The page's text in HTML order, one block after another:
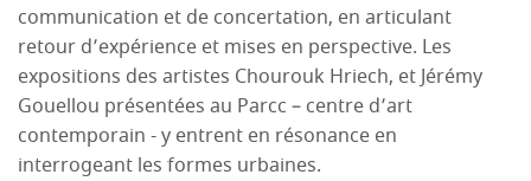
communication et de concertation, en articulant
retour d’expérience et mises en perspective. Les
expositions des artistes Chourouk Hriech, et Jérémy
Gouellou présentées au Parcc – centre d’art
contemporain - y entrent en résonance en
interrogeant les formes urbaines.